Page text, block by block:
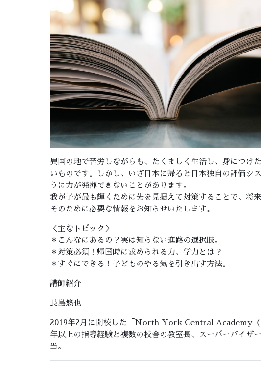
異国の地で苦労しながらも、たくましく生活し、身につけ
いものです。しかし、いざ日本に帰ると日本独自の評価シ
うに力が発揮できないことがあります。
我が子が最も輝くために先を見据えて対策することで、将
そのために必要な情報をお知らせいたします。
＜主なトピック＞
＊こんなにあるの？実は知らない進路の選択肢。
＊対策必須！帰国時に求められる力、学力とは？
＊すぐにできる！子どものやる気を引き出す方法。
講師紹介
長島悠也
2019年2月に開校した「North York Central Academy（
年以上の指導経験と複数の校舎の教室長、スーパーバイザ
当。